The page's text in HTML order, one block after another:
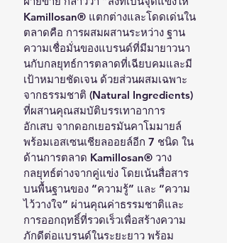
Kamillosan® แตกต่างและโดดเด่นใน
ตลาดคือ การผสมผสานระหว่าง ฐาน
ความเชื่อมั่นของแบรนด์ที่มีมายาวนา
นกับกลยุทธ์การตลาดที่เฉียบคมและมี
เป้าหมายชัดเจน ด้วยส่วนผสมเฉพาะ
จากธรรมชาติ (Natural Ingredients)
ที่ผสานคุณสมบัติบรรเทาอาการ
อักเสบ จากดอกเยอรมันคาโมมายล์
พร้อมเอสเซนเชียลออยล์อีก 7 ชนิด ใน
ด้านการตลาด Kamillosan® วาง
กลยุทธ์ต่างจากคู่แข่ง โดยเน้นสื่อสาร
บนพื้นฐานของ “ความรู้” และ “ความ
ไว้วางใจ” ผ่านคุณค่าธรรมชาติและ
การออกฤทธิ์ที่รวดเร็วเพื่อสร้างความ
ภักดีต่อแบรนด์ในระยะยาว พร้อม